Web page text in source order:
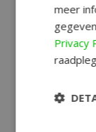
meer
Privacy